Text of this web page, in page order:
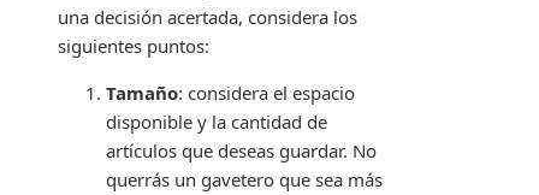
una decisión acertada, considera los
siguientes puntos:
Tamaño: considera el espacio
disponible y la cantidad de
artículos que deseas guardar. No
querrás un gavetero que sea más